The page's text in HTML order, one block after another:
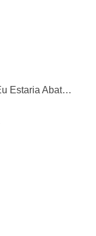
Se Eu Não Jogasse Voleibol Eu Estaria Abatendo Boi